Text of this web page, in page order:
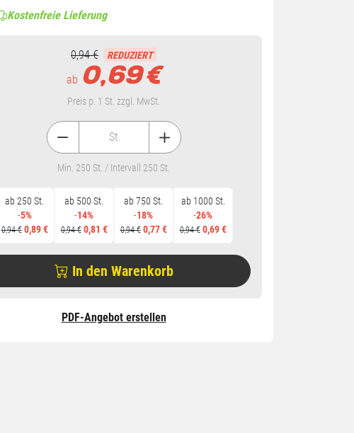
Kostenfreie Lieferung
0,94 € REDUZIERT
ab 0,69€
Preis p. 1 St. zzgl. MwSt.
ab 250 St.
-5%
0,94 € 0,89 €
ab 500 St.
-14%
0,94 € 0,81 €
ab 750 St.
-18%
0,94 € 0,77 €
ab 1000 St.
-26%
0,94 € 0,69 €
St.
Min. 250 St. / Intervall 250 St.
In den Warenkorb
PDF-Angebot erstellen